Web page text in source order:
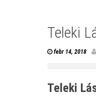
Teleki
febr 14, 2018
Teleki